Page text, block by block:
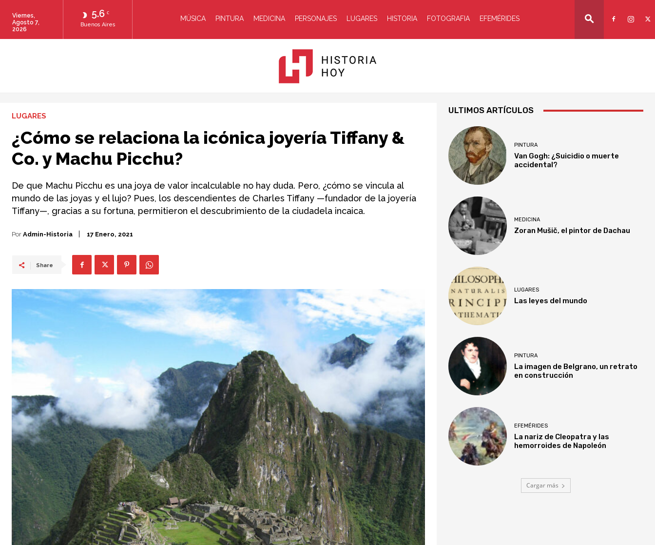
5.6 C
Buenos Aires
Viernes,
Agosto 7,
2026
MÚSICA PINTURA MEDICINA PERSONAJES LUGARES HISTORIA FOTOGRAFIA EFEMÉRIDES
Hoy
LUGARES
¿Cómo se relaciona la icónica joyería Tiffany &
Co. y Machu Picchu?
De que Machu Picchu es una joya de valor incalculable no hay duda. Pero, ¿cómo se vincula al
mundo de las joyas y el lujo? Pues, los descendientes de Charles Tiffany —fundador de la joyería
Tiffany—, gracias a su fortuna, permitieron el descubrimiento de la ciudadela incaica.
Por Admin-Historia 17 Enero, 2021
Share
ULTIMOS ARTÍCULOS
PINTURA
Van Gogh: ¿Suicidio o muerte
accidental?
MEDICINA
Zoran Mušič, el pintor de Dachau
LUGARES
Las leyes del mundo
PINTURA
La imagen de Belgrano, un retrato
en construcción
EFEMÉRIDES
La nariz de Cleopatra y las
hemorroides de Napoleón
Cargar más